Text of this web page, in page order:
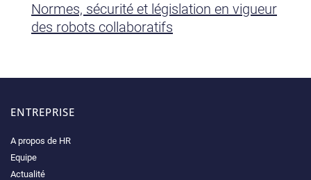
Normes, sécurité et législation en vigueur
des robots collaboratifs
ENTREPRISE
A propos de HR
Equipe
Actualité